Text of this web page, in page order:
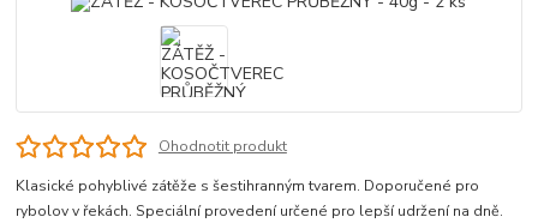
Ohodnotit produkt
Klasické pohyblivé zátěže s šestihranným tvarem. Doporučené pro
rybolov v řekách. Speciální provedení určené pro lepší udržení na dně.